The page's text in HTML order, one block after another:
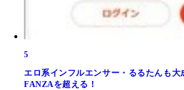
5
エロ系インフルエンサー・るるたんも
FANZAを超える！